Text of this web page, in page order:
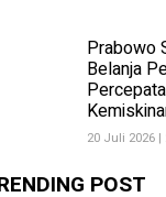
Prabowo
Belanja
20 Juli 2026 |
POST